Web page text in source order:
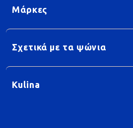
Μάρκες
Σχετικά με τα ψώνια
Kulina